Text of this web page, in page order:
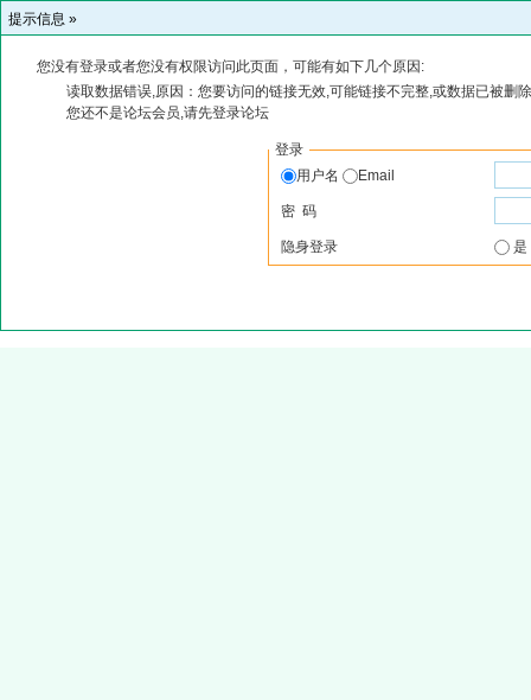
提示信息 »
您没有登录或者您没有权限访问此页面，可能有如下几个原因:
读取数据错误,原因：您要访问的链接无效,可能链接不完整,或数据已被删
您还不是论坛会员,请先登录论坛
登录
用户名
Email
密 码
隐身登录